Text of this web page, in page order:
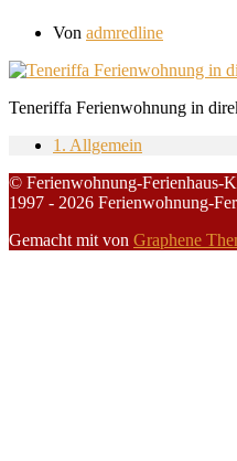
Von admredline
Teneriffa Ferienwohnung in
1. Allgemein
© Ferienwohnung-Ferienhaus-
1997 - 2026 Ferienwohnung-
Gemacht mit von Graphene